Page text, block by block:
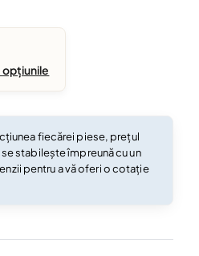
fiecărei piese, prețul
stabilește împreună cu un
pentru a vă oferi o cotație